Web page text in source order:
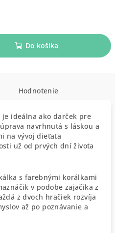
Do košíka
Hodnotenie
je ideálna ako darček pre
navrhnutá s láskou a
na vývoj dieťaťa
už od prvých dní života
s farebnými korálkami
v podobe zajačika z
z dvoch hračiek rozvíja
až po poznávanie a